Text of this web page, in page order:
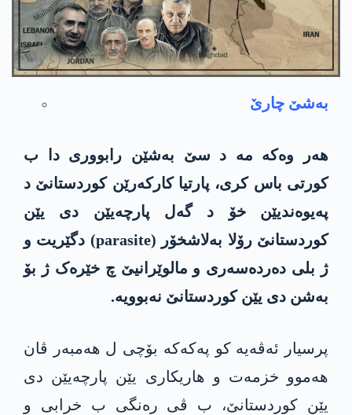
به‌شێ چارێ
هەر وەکە مە د سێ بەشێن رابووری دا ب
کورتی باس کری، پارتیا کارکەرێن کوردستانێ د
پەیوەندیێن خۆ د گەل پارچەیێن دی یێن
کوردستانێ رۆلا بەلاشخۆر (parasite) دگێریت و
ژ بلی دەردەسەری و مالوێرانیێ چ خێرەک ژ بۆ
بەشن دی یێن کوردستانێ نەبوویە.
پرسیار ئەڤەیە کو پەکەکە بۆچی ل هەمبەر ڤان
هەموو خزمەت و هاریکاری یێن پارچەیێن دی
یێن کوردستانێ، ب ڤی رەنگی ب خرابی و